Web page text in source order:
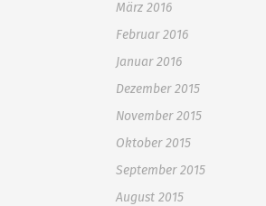
März 2016
Februar 2016
Januar 2016
Dezember 2015
November 2015
Oktober 2015
September 2015
August 2015